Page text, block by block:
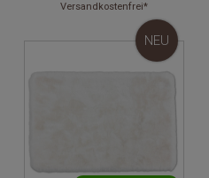
Versandkostenfrei*
NEU